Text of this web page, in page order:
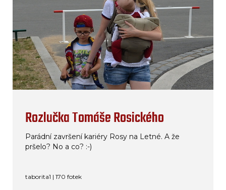
Rozlučka Tomáše Rosického
Parádní završení kariéry Rosy na Letné. A že
pršelo? No a co? :-)
taborita1 | 170 fotek